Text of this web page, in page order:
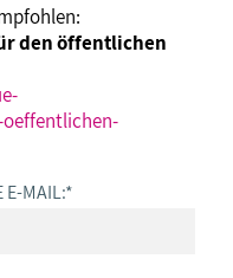
den öffentlichen
E-MAIL:*